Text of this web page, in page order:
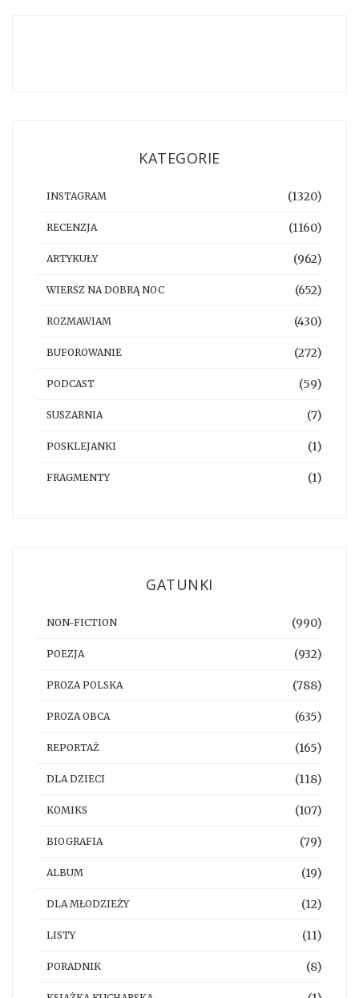
KATEGORIE
INSTAGRAM (1320)
RECENZJA (1160)
ARTYKUŁY (962)
WIERSZ NA DOBRĄ NOC (652)
ROZMAWIAM (430)
BUFOROWANIE (272)
PODCAST (59)
SUSZARNIA (7)
POSKLEJANKI (1)
FRAGMENTY (1)
GATUNKI
NON-FICTION (990)
POEZJA (932)
PROZA POLSKA (788)
PROZA OBCA (635)
REPORTAŻ (165)
DLA DZIECI (118)
KOMIKS (107)
BIOGRAFIA (79)
ALBUM (19)
DLA MŁODZIEŻY (12)
LISTY (11)
PORADNIK (8)